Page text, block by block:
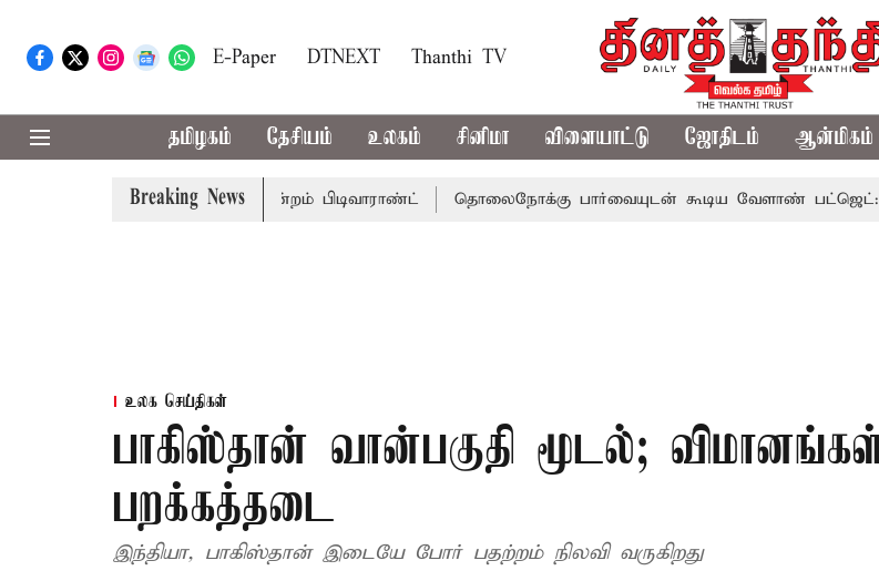
E-Paper DTNEXT Thanthi TV
தமிழகம் தேசியம் உலகம் சினிமா விளையாட்டு ஜோதிடம் ஆன்மிகம்
Breaking News
சென்னை நீதிமன்றம் பிடிவாராண்ட் தொலைநோக்கு பார்வையுடன் கூடிய வேளாண் பட்ஜெட்: முதல்-
உலக செய்திகள்
பாகிஸ்தான் வான்பகுதி மூடல்;
பறக்கத்தடை
இந்தியா, பாகிஸ்தான் இடையே போர் பதற்றம் நிலவி வருகிறது